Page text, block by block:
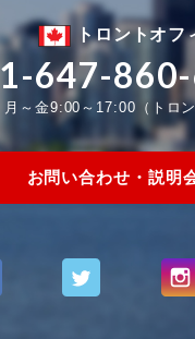
トロントオフ
1-647-
月～金9:00～17:00（トロン
お問い合わせ・説明